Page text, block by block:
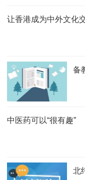
让香港成为中外文化
备
中医药可以“很有趣”
北